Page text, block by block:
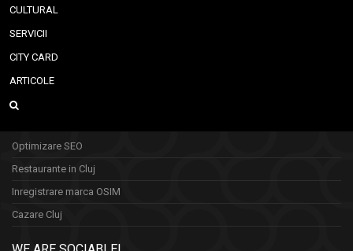
CULTURAL
SERVICII
CITY CARD
ARTICOLE
Optimizare SEO
Restaurante in Cluj
Inregistrare marca OSIM
Cazare Cluj